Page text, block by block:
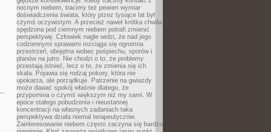
nocnym niebem, tracimy też pewien wymiar
doświadczenia świata, który przez tysiące lat był
czymś oczywistym. A przecież nawet krótka chwila
spędzona pod ciemnym niebem potrafi zmienić
perspektywę. Człowiek nagle widzi, że nad jego
codziennymi sprawami rozciąga się ogromna
przestrzeń, obojętna wobec pośpiechu, sporów i
planów na jutro. Nie chodzi o to, że problemy
przestają istnieć, lecz o to, że zmienia się ich
skala. Pojawia się rodzaj pokory, która nie
upokarza, ale porządkuje. Patrzenie na gwiazdy
może dawać spokój właśnie dlatego, że
przypomina o czymś większym niż my sami. W
epoce stałego pobudzenia i nieustannej
koncentracji na własnych zadaniach taka
perspektywa działa niemal terapeutycznie.
Zainteresowanie niebem często zaczyna się bardzo